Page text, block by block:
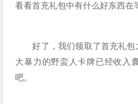
看看首充礼包中有什么好东西在
好了，我们领取了首充礼
大暴力的野蛮人卡牌已经收入
吧。